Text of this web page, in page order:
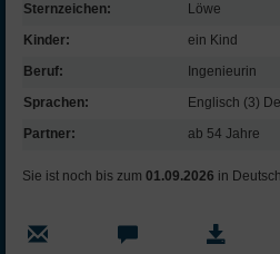
Sternzeichen:
Löwe
Kinder:
ein Kind
Beruf:
Ingenieurin
Sprachen:
Englisch (3)
Partner:
ab 54 Jahre
Sie ist noch bis zum 01.09.2026 in